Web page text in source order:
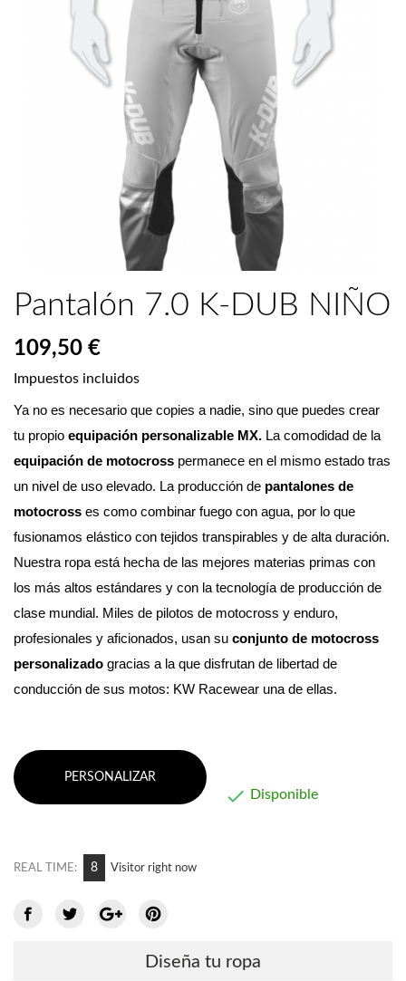
Pantalón 7.0 K-DUB NIÑO
109,50 €
Impuestos incluidos
Ya no es necesario que copies a nadie, sino que puedes crear
tu propio equipación personalizable MX.
La comodidad de la
equipación de motocross permanece en el mismo estado tras
un nivel de uso elevado. La producción de pantalones de
motocross es como combinar fuego con agua, por lo que
fusionamos elástico con tejidos transpirables y de alta duración.
Nuestra ropa está hecha de las mejores materias primas con
los más altos estándares y con la tecnología de producción de
clase mundial. Miles de pilotos de motocross y enduro,
profesionales y aficionados, usan su conjunto de motocross
personalizado gracias a la que disfrutan de libertad de
conducción de sus motos: KW Racewear una de ellas.
PERSONALIZAR
 Disponible
REAL TIME: 8 Visitor right now
Diseña tu ropa